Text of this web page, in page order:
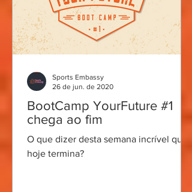
BootCamp YourFuture #1
chega ao fim
O que dizer desta semana incrível que
hoje termina?
Sports Embassy
26 de jun. de 2020